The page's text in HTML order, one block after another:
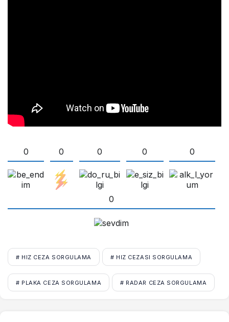
0 0 0 0 0
0
# HIZ CEZA SORGULAMA # HIZ CEZASI SORGULAMA
# PLAKA CEZA SORGULAMA # RADAR CEZA SORGULAMA